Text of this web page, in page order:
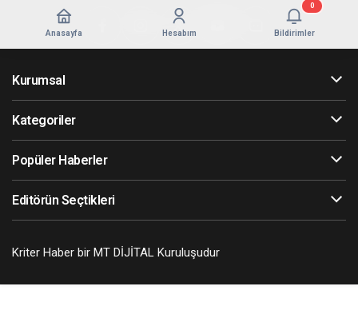
Anasayfa Hesabım Bildirimler
0
Kurumsal
Kategoriler
Popüler Haberler
Editörün Seçtikleri
Kriter Haber bir MT DİJİTAL Kuruluşudur